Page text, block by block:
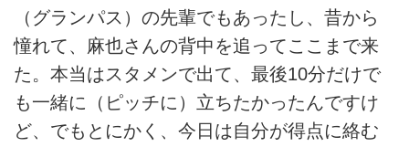
（グランパス）の先輩でもあったし、昔から
憧れて、麻也さんの背中を追ってここまで来
た。本当はスタメンで出て、最後10分だけで
も一緒に（ピッチに）立ちたかったんですけ
ど、でもとにかく、今日は自分が得点に絡む